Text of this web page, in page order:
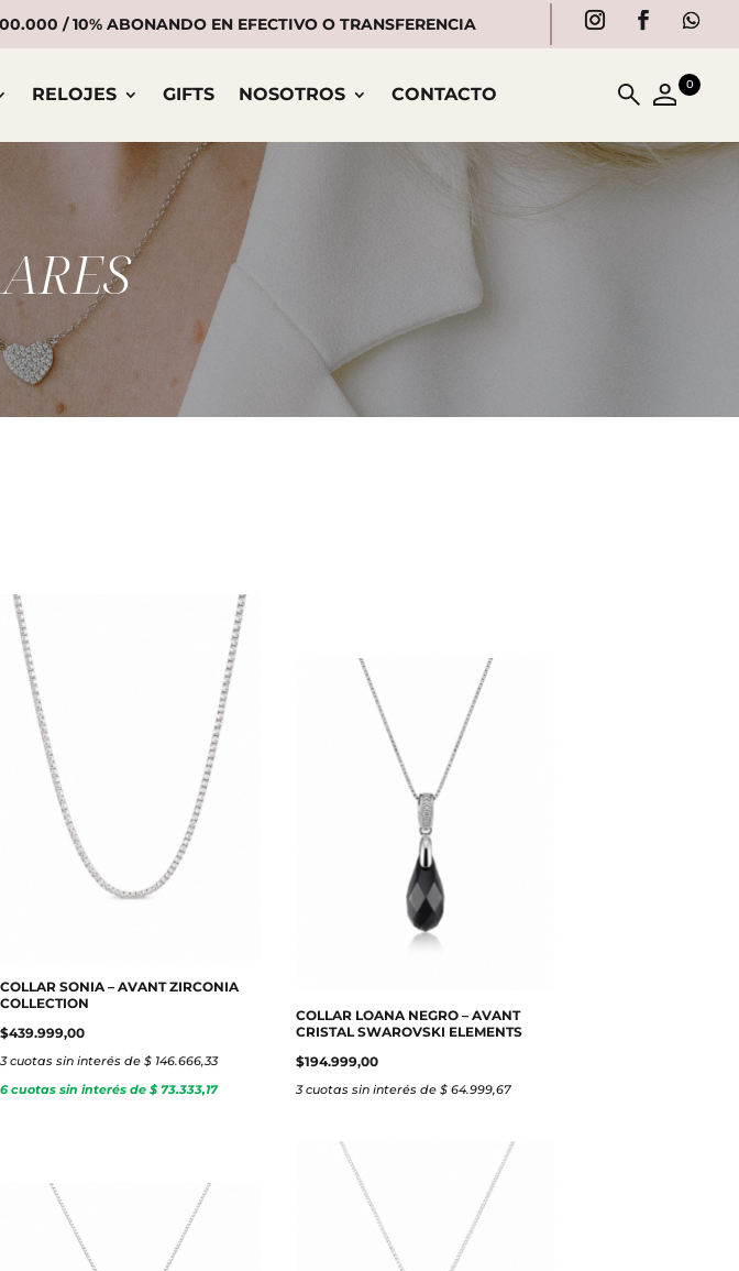
/ 10% ABONANDO EN EFECTIVO O TRANSFERENCIA
RELOJES GIFTS NOSOTROS CONTACTO 0
COLLAR SONIA – AVANT ZIRCONIA
COLLECTION
$439.999,00
3 cuotas sin interés de $ 146.666,33
6 cuotas sin interés de $ 73.333,17
COLLAR LOANA NEGRO – AVANT
CRISTAL SWAROVSKI ELEMENTS
$194.999,00
3 cuotas sin interés de $ 64.999,67